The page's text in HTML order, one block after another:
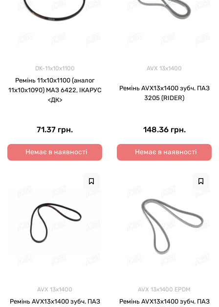
DK-11х10х1100
Ремінь 11х10х1100 (аналог
11х10х1090) МАЗ 6422, ІКАРУС
<ДК>
71.37 грн.
Немає в наявності
AVX 13x1400
Ремінь AVХ13х1400 зубч. ПАЗ
3205 (RIDER)
148.36 грн.
Немає в наявності
AVX 13x1400
Ремінь AVХ13х1400 зубч. ПАЗ
AVX 13x1400 EPDM
Ремінь AVX13х1400 зубч. ПАЗ